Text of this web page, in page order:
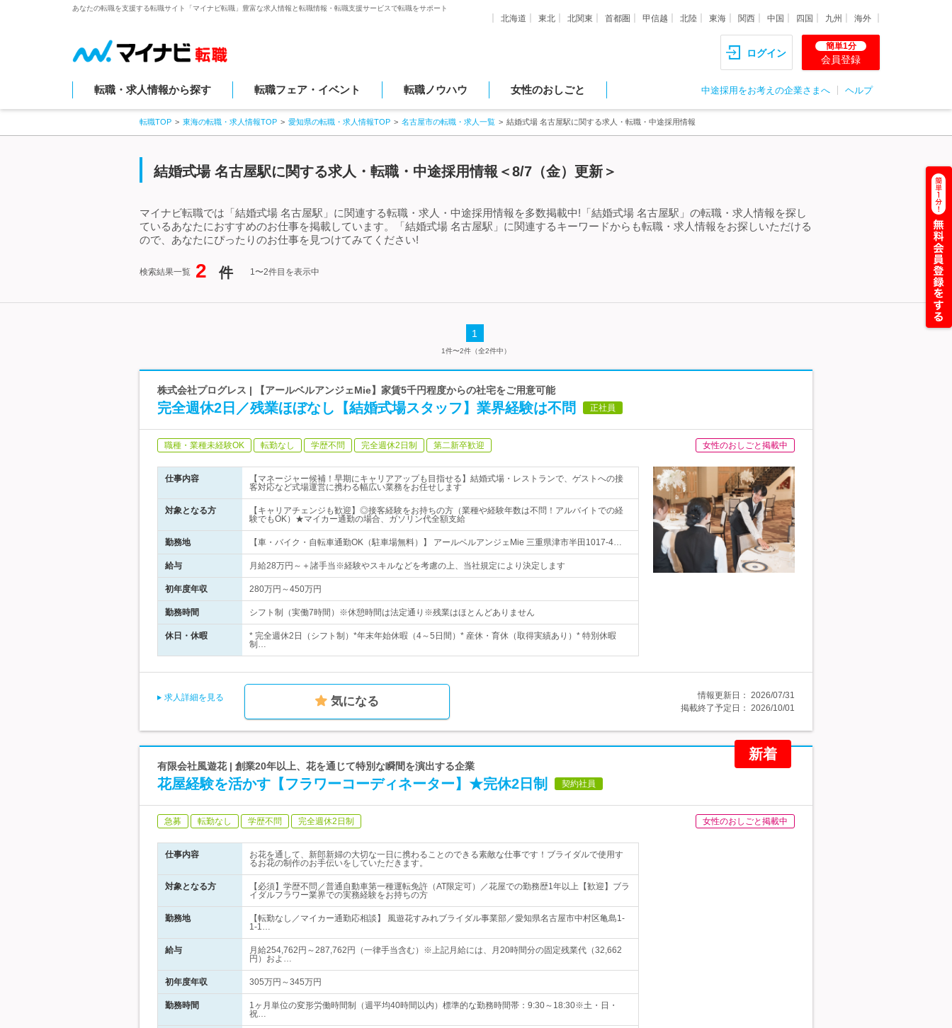
あなたの転職を支援する転職サイト「マイナビ転職」豊富な求人情報と転職情報・転職支援サービスで転職をサポート
北海道 東北 北関東 首都圏 甲信越 北陸 東海 関西 中国 四国 九州 海外
ログイン
簡単1分
会員登録
転職・求人情報から探す 転職フェア・イベント 転職ノウハウ 女性のおしごと 中途採用をお考えの企業さまへ ヘルプ
転職TOP 東海の転職・求人情報TOP 愛知県の転職・求人情報TOP 名古屋市の転職・求人一覧 結婚式場 名古屋駅に関する求人・転職・中途採用情報
結婚式場 名古屋駅に関する求人・転職・中途採用情報＜8/7（金）更新＞
マイナビ転職では「結婚式場 名古屋駅」に関連する転職・求人・中途採用情報を多数掲載中!「結婚式場 名古屋駅」の転職・求人情報を探し
ているあなたにおすすめのお仕事を掲載しています。「結婚式場 名古屋駅」に関連するキーワードからも転職・求人情報をお探しいただける
ので、あなたにぴったりのお仕事を見つけてみてください!
検索結果一覧 2 件 1〜2件目を表示中
1
1件〜2件（全2件中）
株式会社プログレス | 【アールベルアンジェMie】家賃5千円程度からの社宅をご用意可能
完全週休2日／残業ほぼなし【結婚式場スタッフ】業界経験は不問 正社員
職種・業種未経験OK 転勤なし 学歴不問 完全週休2日制 第二新卒歓迎 女性のおしごと掲載中
仕事内容
【マネージャー候補！早期にキャリアアップも目指せる】結婚式場・レストランで、ゲストへの接
客対応など式場運営に携わる幅広い業務をお任せします
対象となる方
【キャリアチェンジも歓迎】◎接客経験をお持ちの方（業種や経験年数は不問！アルバイトでの経
験でもOK）★マイカー通勤の場合、ガソリン代全額支給
勤務地 【車・バイク・自転車通勤OK（駐車場無料）】 アールベルアンジェMie 三重県津市半田1017-4…
給与 月給28万円～＋諸手当※経験やスキルなどを考慮の上、当社規定により決定します
初年度年収 280万円～450万円
勤務時間 シフト制（実働7時間）※休憩時間は法定通り※残業はほとんどありません
休日・休暇
* 完全週休2日（シフト制）*年末年始休暇（4～5日間）* 産休・育休（取得実績あり）* 特別休暇
制…
求人詳細を見る 気になる 情報更新日： 2026/07/31
掲載終了予定日： 2026/10/01
新着
有限会社風遊花 | 創業20年以上、花を通じて特別な瞬間を演出する企業
花屋経験を活かす【フラワーコーディネーター】★完休2日制 契約社員
急募 転勤なし 学歴不問 完全週休2日制 女性のおしごと掲載中
仕事内容
お花を通して、新郎新婦の大切な一日に携わることのできる素敵な仕事です！ブライダルで使用す
るお花の制作のお手伝いをしていただきます。
対象となる方
【必須】学歴不問／普通自動車第一種運転免許（AT限定可）／花屋での勤務歴1年以上【歓迎】ブラ
イダルフラワー業界での実務経験をお持ちの方
勤務地
【転勤なし／マイカー通勤応相談】 風遊花すみれブライダル事業部／愛知県名古屋市中村区亀島1-
1-1…
給与
月給254,762円～287,762円（一律手当含む）※上記月給には、月20時間分の固定残業代（32,662
円）およ…
初年度年収 305万円～345万円
勤務時間
1ヶ月単位の変形労働時間制（週平均40時間以内）標準的な勤務時間帯：9:30～18:30※土・日・
祝…